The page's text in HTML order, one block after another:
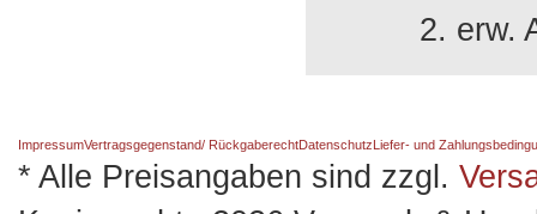
2. erw.
ImpressumVertragsgegenstand/ RückgaberechtDatenschutzLiefer- und
* Alle Preisangaben sind zzgl.